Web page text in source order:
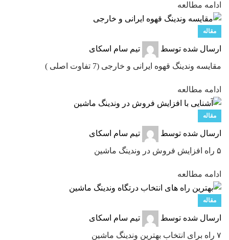
ادامه مطالعه
مقاله
ارسال شده توسط تیم سام اسکای
مقایسه وندینگ قهوه ایرانی و خارجی (7 تفاوت اصلی )
ادامه مطالعه
مقاله
ارسال شده توسط تیم سام اسکای
۵ راه افزایش فروش در وندینگ ماشین
ادامه مطالعه
مقاله
ارسال شده توسط تیم سام اسکای
۷ راه برای انتخاب بهترین وندینگ ماشین